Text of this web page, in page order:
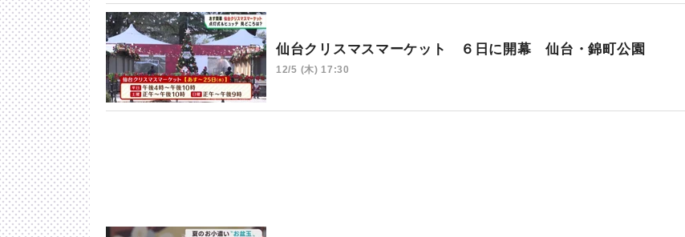
仙台クリスマスマーケット ６日に開幕 仙台・錦町公園
12/5 (木) 17:30